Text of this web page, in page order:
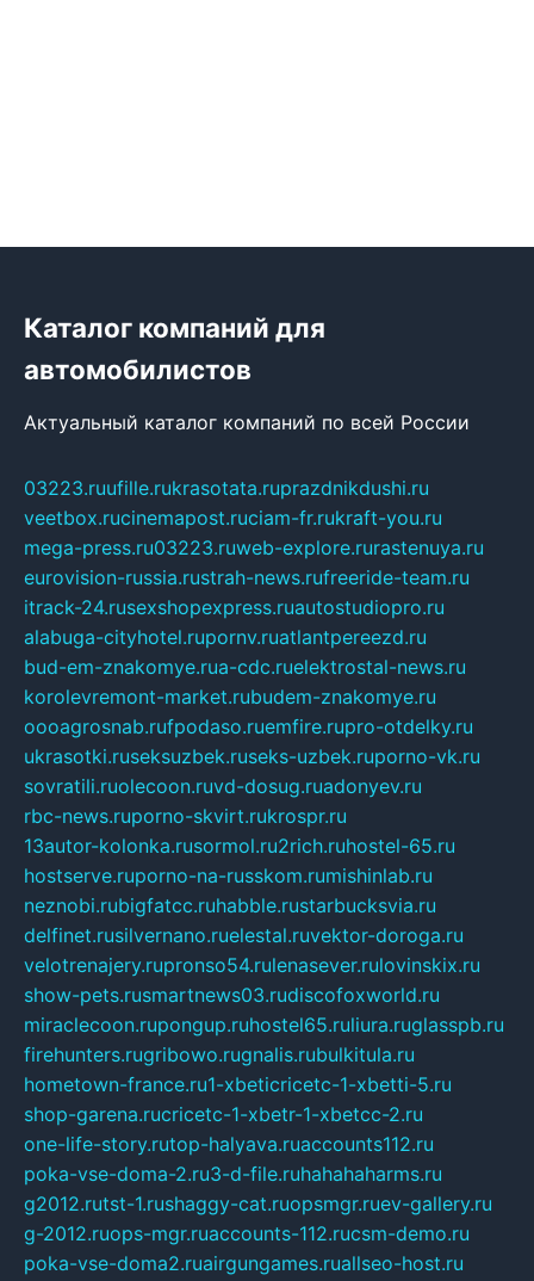
Каталог компаний для
автомобилистов
Актуальный каталог компаний по всей России
03223.ruufille.rukrasotata.ruprazdnikdushi.ru
veetbox.rucinemapost.ruciam-fr.rukraft-you.ru
mega-press.ru03223.ruweb-explore.rurastenuya.ru
eurovision-russia.rustrah-news.rufreeride-team.ru
itrack-24.rusexshopexpress.ruautostudiopro.ru
alabuga-cityhotel.rupornv.ruatlantpereezd.ru
bud-em-znakomye.rua-cdc.ruelektrostal-news.ru
korolevremont-market.rubudem-znakomye.ru
oooagrosnab.rufpodaso.ruemfire.rupro-otdelky.ru
ukrasotki.ruseksuzbek.ruseks-uzbek.ruporno-vk.ru
sovratili.ruolecoon.ruvd-dosug.ruadonyev.ru
rbc-news.ruporno-skvirt.rukrospr.ru
13autor-kolonka.rusormol.ru2rich.ruhostel-65.ru
hostserve.ruporno-na-russkom.rumishinlab.ru
neznobi.rubigfatcc.ruhabble.rustarbucksvia.ru
delfinet.rusilvernano.ruelestal.ruvektor-doroga.ru
velotrenajery.rupronso54.rulenasever.rulovinskix.ru
show-pets.rusmartnews03.rudiscofoxworld.ru
miraclecoon.rupongup.ruhostel65.ruliura.ruglasspb.ru
firehunters.rugribowo.rugnalis.rubulkitula.ru
hometown-france.ru1-xbeticricetc-1-xbetti-5.ru
shop-garena.rucricetc-1-xbetr-1-xbetcc-2.ru
one-life-story.rutop-halyava.ruaccounts112.ru
poka-vse-doma-2.ru3-d-file.ruhahahaharms.ru
g2012.rutst-1.rushaggy-cat.ruopsmgr.ruev-gallery.ru
g-2012.ruops-mgr.ruaccounts-112.rucsm-demo.ru
poka-vse-doma2.ruairgungames.ruallseo-host.ru